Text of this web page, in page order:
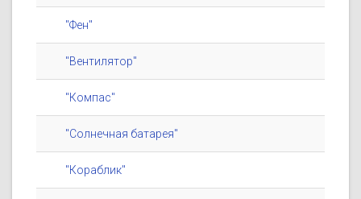
"Фен"
"Вентилятор"
"Компас"
"Солнечная батарея"
"Кораблик"